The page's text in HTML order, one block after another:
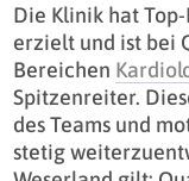
Die Klinik hat
erzielt und ist bei
Bereichen
Spitzenreiter.
des Teams und
stetig